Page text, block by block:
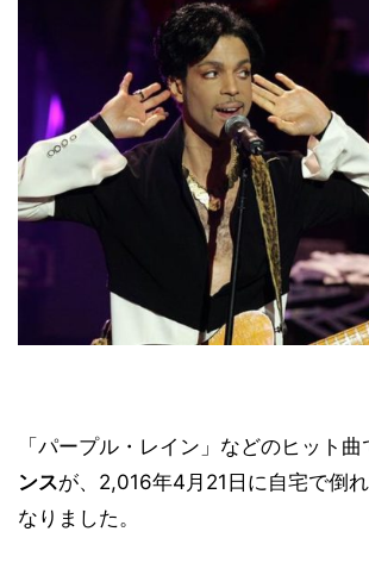
「パープル・レイン」などのヒット曲
ンスが、2,016年4月21日に自宅で倒
なりました。